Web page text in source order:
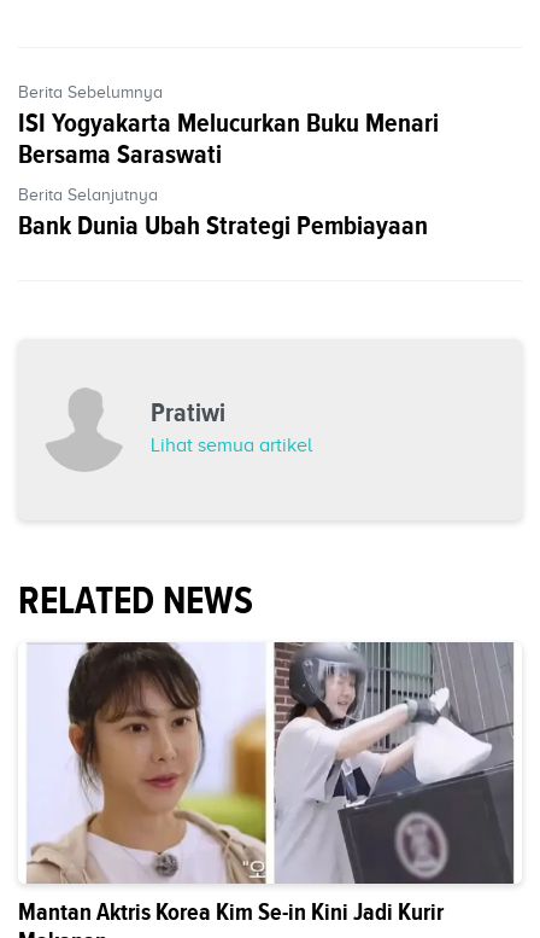
Berita Sebelumnya
ISI Yogyakarta Melucurkan Buku Menari
Bersama Saraswati
Berita Selanjutnya
Bank Dunia Ubah Strategi Pembiayaan
Pratiwi
Lihat semua artikel
RELATED NEWS
Mantan Aktris Korea Kim Se-in Kini Jadi Kurir